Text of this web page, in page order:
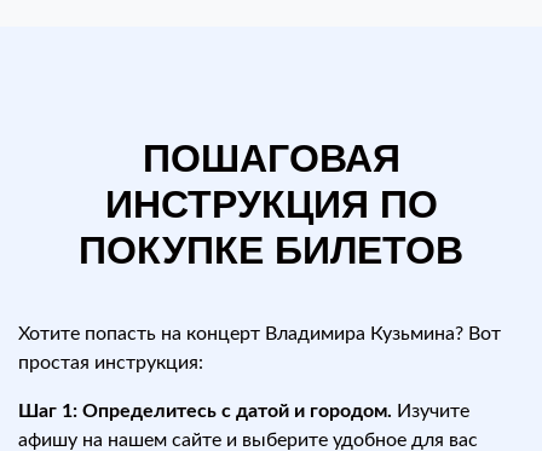
ПОШАГОВАЯ
ИНСТРУКЦИЯ ПО
ПОКУПКЕ БИЛЕТОВ
Хотите попасть на концерт Владимира Кузьмина? Вот
простая инструкция:
Шаг 1: Определитесь с датой и городом. Изучите
афишу на нашем сайте и выберите удобное для вас